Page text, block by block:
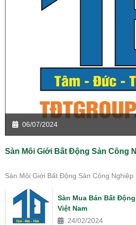
06/07/2024
Sàn Môi Giới Bất Động Sản Công
Sàn Môi Giới Bất Động Sản Công Nghiệp
Sàn Mua Bán Bất
Việt Nam
24/02/2024